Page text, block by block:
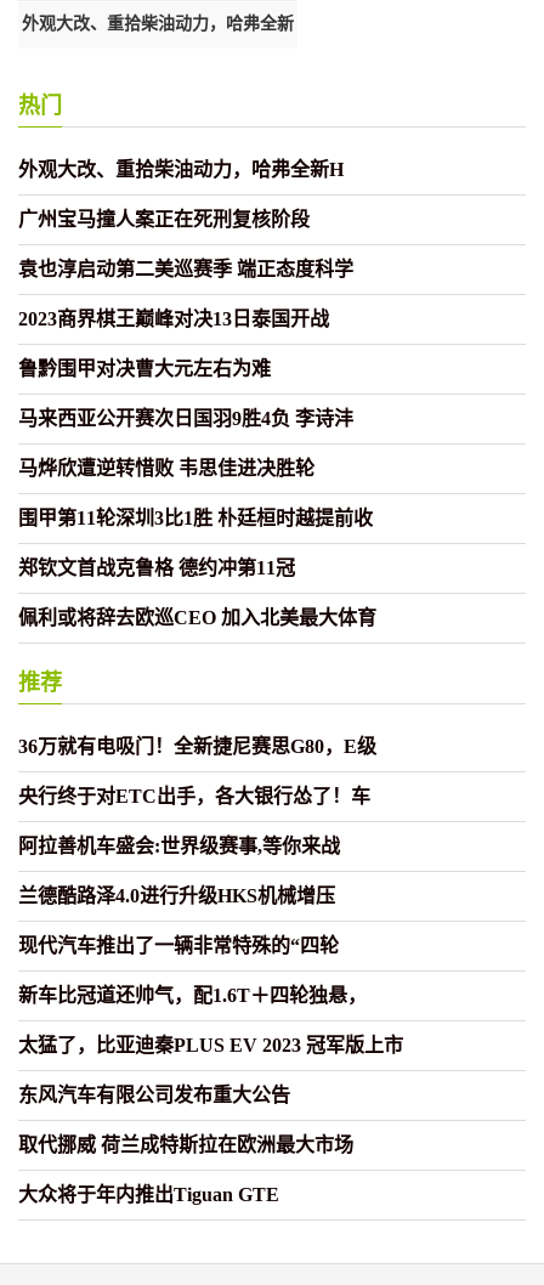
外观大改、重拾柴油动力，哈弗全新
热门
外观大改、重拾柴油动力，哈弗全新H
广州宝马撞人案正在死刑复核阶段
袁也淳启动第二美巡赛季 端正态度科学
2023商界棋王巅峰对决13日泰国开战
鲁黔围甲对决曹大元左右为难
马来西亚公开赛次日国羽9胜4负 李诗沣
马烨欣遭逆转惜败 韦思佳进决胜轮
围甲第11轮深圳3比1胜 朴廷桓时越提前收
郑钦文首战克鲁格 德约冲第11冠
佩利或将辞去欧巡CEO 加入北美最大体育
推荐
36万就有电吸门！全新捷尼赛思G80，E级
央行终于对ETC出手，各大银行怂了！车
阿拉善机车盛会:世界级赛事,等你来战
兰德酷路泽4.0进行升级HKS机械增压
现代汽车推出了一辆非常特殊的“四轮
新车比冠道还帅气，配1.6T＋四轮独悬，
太猛了，比亚迪秦PLUS EV 2023 冠军版上市
东风汽车有限公司发布重大公告
取代挪威 荷兰成特斯拉在欧洲最大市场
大众将于年内推出Tiguan GTE